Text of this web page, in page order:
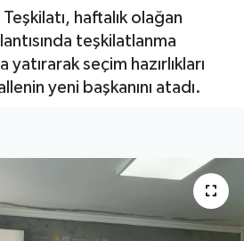
haftalık olağan
teşkilatlanma
yatırarak seçim hazırlıkları
yeni başkanını atadı.